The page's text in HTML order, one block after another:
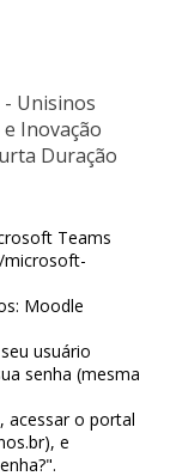
- Unisinos
Inovação
Duração
Teams
Moodle
usuário
senha (mesma
acessar o portal
e